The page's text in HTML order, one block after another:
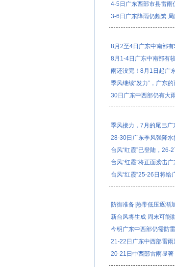
4-5日广东西部市县雷雨
3-6日广东降雨仍频繁
8月2至4日广东中南部
8月1-4日广东中南部有
雨还没完！8月1日起广
季风继续“发力”，广东
30日广东中西部仍有大
季风接力，7月的尾巴广
28-30日广东季风强降水
台风“红霞”已登陆，26-
台风“红霞”将正面袭击广
台风“红霞”25-26日将给
防御准备|热带低压逐渐
新台风将生成 周末可能
今明广东中西部仍需防
21-22日广东中西部雷雨
20-21日中西部雷雨显